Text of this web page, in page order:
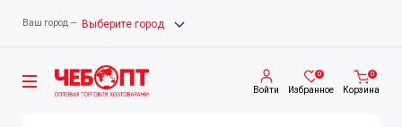
Ваш город — Выберите город
Войти
0
Избранное
0
Корзина